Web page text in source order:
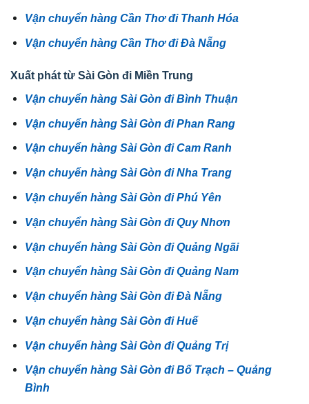
Vận chuyển hàng Cần Thơ đi Thanh Hóa
Vận chuyển hàng Cần Thơ đi Đà Nẵng
Xuất phát từ Sài Gòn đi Miền Trung
Vận chuyển hàng Sài Gòn đi Bình Thuận
Vận chuyển hàng Sài Gòn đi Phan Rang
Vận chuyển hàng Sài Gòn đi Cam Ranh
Vận chuyển hàng Sài Gòn đi Nha Trang
Vận chuyển hàng Sài Gòn đi Phú Yên
Vận chuyển hàng Sài Gòn đi Quy Nhơn
Vận chuyển hàng Sài Gòn đi Quảng Ngãi
Vận chuyển hàng Sài Gòn đi Quảng Nam
Vận chuyển hàng Sài Gòn đi Đà Nẵng
Vận chuyển hàng Sài Gòn đi Huế
Vận chuyển hàng Sài Gòn đi Quảng Trị
Vận chuyển hàng Sài Gòn đi Bố Trạch – Quảng
Bình